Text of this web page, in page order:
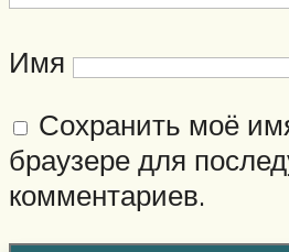
Имя
Сохранить моё
браузере для
комментариев.